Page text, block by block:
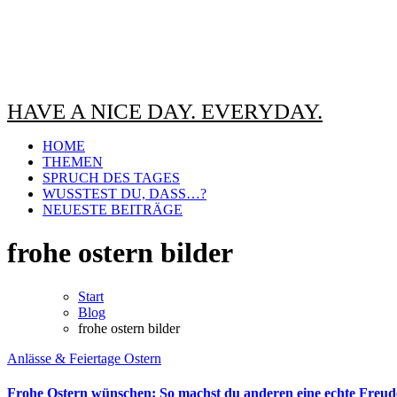
HAVE A NICE DAY. EVERYDAY.
HOME
THEMEN
SPRUCH DES TAGES
WUSSTEST DU, DASS…?
NEUESTE BEITRÄGE
frohe ostern bilder
Start
Blog
frohe ostern bilder
Anlässe & Feiertage Ostern
Frohe Ostern wünschen: So machst du anderen eine echte